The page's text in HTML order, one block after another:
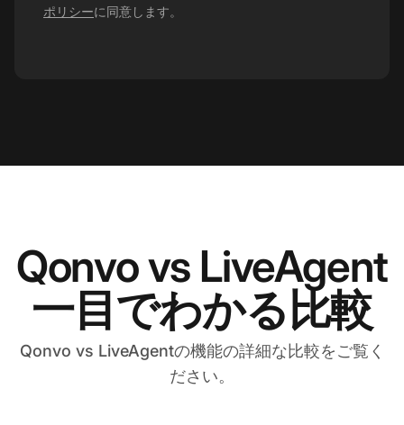
ポリシーに同意します。
Qonvo vs LiveAgent
一目でわかる比較
Qonvo vs LiveAgentの機能の詳細な比較をご覧く
ださい。